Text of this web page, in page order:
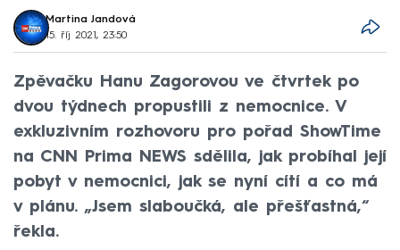
Martina Jandová
15. říj 2021, 23:50
Zpěvačku Hanu Zagorovou ve čtvrtek po
dvou týdnech propustili z nemocnice. V
exkluzivním rozhovoru pro pořad ShowTime
na CNN Prima NEWS sdělila, jak probíhal její
pobyt v nemocnici, jak se nyní cítí a co má
v plánu. „Jsem slaboučká, ale přešťastná,“
řekla.